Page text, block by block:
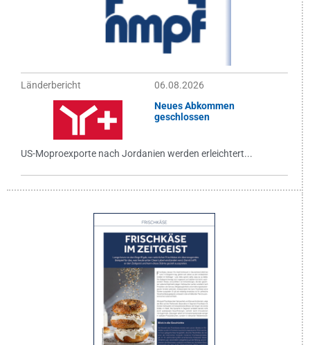
Länderbericht
06.08.2026
Neues Abkommen
geschlossen
US-Moproexporte nach Jordanien werden erleichtert...